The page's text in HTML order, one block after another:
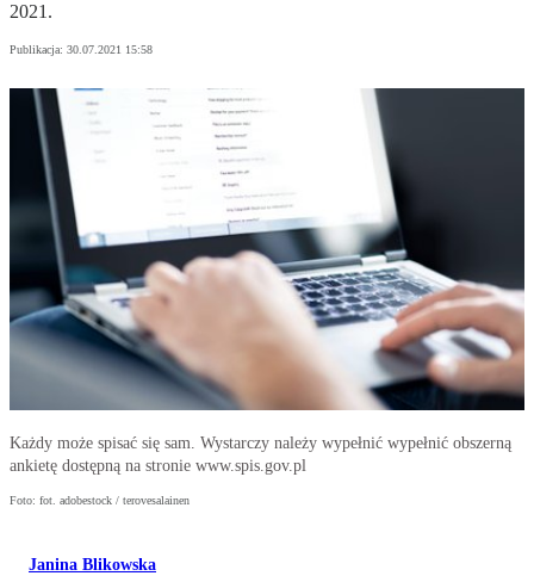
2021.
Publikacja: 30.07.2021 15:58
Każdy może spisać się sam. Wystarczy należy wypełnić wypełnić obszerną
ankietę dostępną na stronie www.spis.gov.pl
Foto: fot. adobestock / terovesalainen
Janina Blikowska